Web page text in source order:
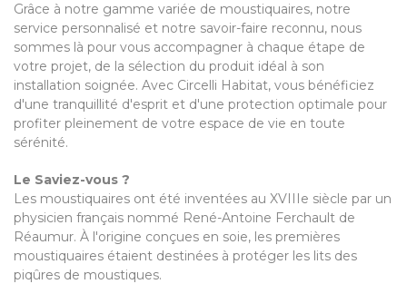
Grâce à notre gamme variée de moustiquaires, notre
service personnalisé et notre savoir-faire reconnu, nous
sommes là pour vous accompagner à chaque étape de
votre projet, de la sélection du produit idéal à son
installation soignée. Avec Circelli Habitat, vous bénéficiez
d'une tranquillité d'esprit et d'une protection optimale pour
profiter pleinement de votre espace de vie en toute
sérénité.
Le Saviez-vous ?
Les moustiquaires ont été inventées au XVIIIe siècle par un
physicien français nommé René-Antoine Ferchault de
Réaumur. À l'origine conçues en soie, les premières
moustiquaires étaient destinées à protéger les lits des
piqûres de moustiques.